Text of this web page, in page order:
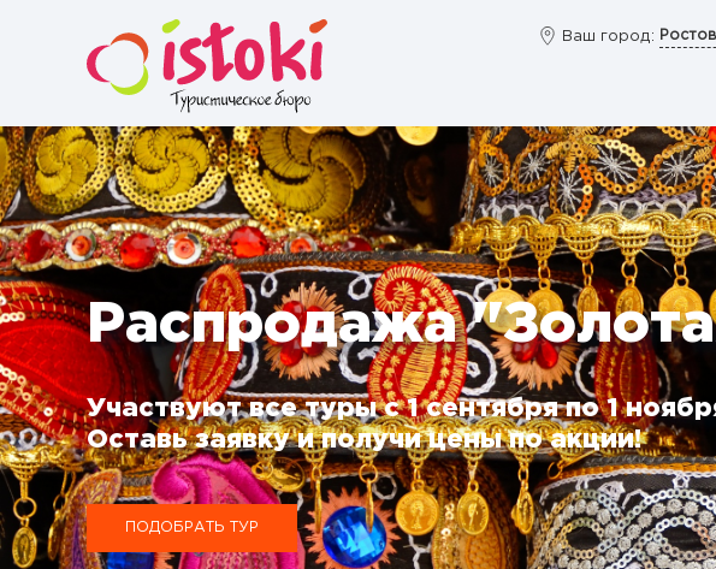
Ваш город:
Распродажа
Участвуют все туры с 1 сентября по 1
Оставь заявку и получи цены по акции!
ПОДОБРАТЬ ТУР